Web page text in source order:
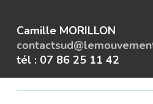
Camille MORILLON
tél : 07 86 25 11 42